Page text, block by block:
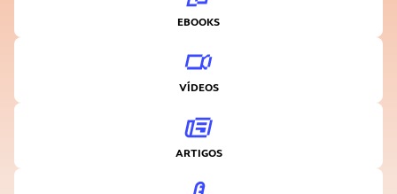
EBOOKS
VÍDEOS
ARTIGOS